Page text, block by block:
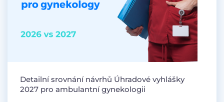
Detailní srovnání návrhů Úhradové vyhlášky
2027 pro ambulantní gynekologii